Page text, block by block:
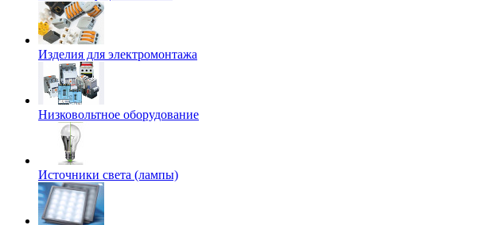
Изделия для электромонтажа
Низковольтное оборудование
Источники света (лампы)